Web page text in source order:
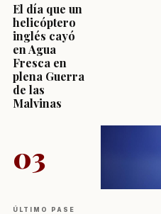
El día que un
helicóptero
inglés cayó
en Agua
Fresca en
plena Guerra
de las
Malvinas
03
ÚLTIMO PASE